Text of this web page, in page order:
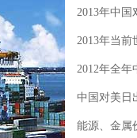
2013年中国
2013年当前
2012年全年
中国对美日
能源、金属